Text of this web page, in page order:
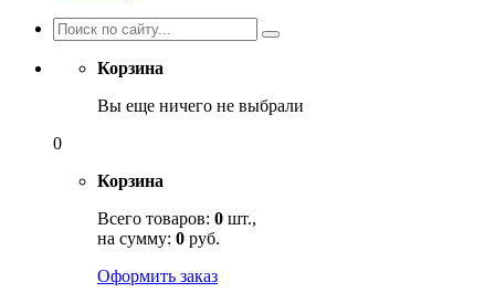
Корзина
Вы еще ничего не выбрали
0
Корзина
Всего товаров: 0 шт.,
на сумму: 0 руб.
Оформить заказ